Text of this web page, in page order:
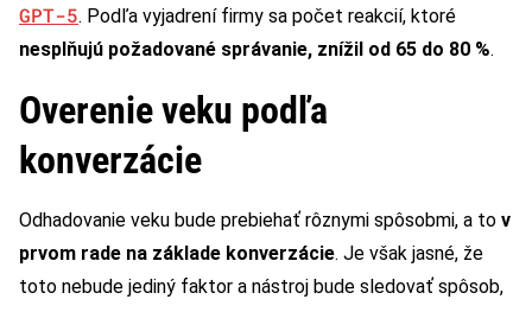
GPT-5. Podľa vyjadrení firmy sa počet reakcií, ktoré
nesplňujú požadované správanie, znížil od 65 do 80 %.
Overenie veku podľa
konverzácie
Odhadovanie veku bude prebiehať rôznymi spôsobmi, a to v
prvom rade na základe konverzácie. Je však jasné, že
toto nebude jediný faktor a nástroj bude sledovať spôsob,